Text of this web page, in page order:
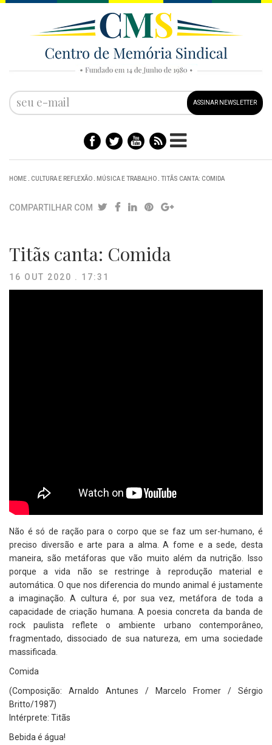
ASSINAR NEWSLETTER
HOME CULTURA E REFLEXÃO MÚSICA E TRABALHO TITÃS CANTA: COMIDA
COMPARTILHAR COM
Titãs canta: Comida
16 OUT 2020 . 17:31
Não é só de ração para o corpo que se faz um ser-humano, é
preciso diversão e arte para a alma. A fome e a sede, desta
maneira, são metáforas que vão muito além da nutrição. Isso
porque a vida não se restringe à reprodução material e
automática. O que nos diferencia do mundo animal é justamente
a imaginação. A cultura é, por sua vez, metáfora de toda a
capacidade de criação humana. A poesia concreta da banda de
rock paulista reflete o ambiente urbano contemporâneo,
fragmentado, dissociado de sua natureza, em uma sociedade
massificada.
Comida
(Composição: Arnaldo Antunes / Marcelo Fromer / Sérgio
Britto/1987)
Intérprete: Titãs
Bebida é água!